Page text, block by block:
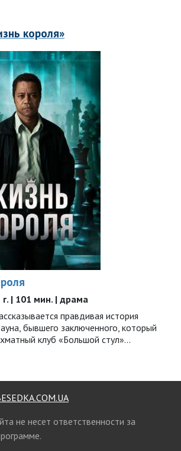
короля»
| 101 мин. | драма
правдивая история
бывшего заключенного, который
клуб «Большой стул»...
не несет ответственности за